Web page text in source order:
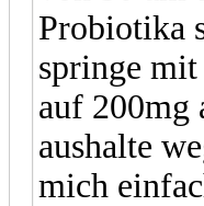
Probiotika
springe
auf 200mg
aushalte
mich